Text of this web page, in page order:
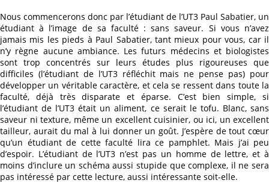
Nous commencerons donc par l’étudiant de l’UT3 Paul Sabatier, un
étudiant à l’image de sa faculté : sans saveur. Si vous n’avez
jamais mis les pieds à Paul Sabatier, tant mieux pour vous, car il
n’y règne aucune ambiance. Les futurs médecins et biologistes
sont trop concentrés sur leurs études plus rigoureuses que
difficiles (l’étudiant de l’UT3 réfléchit mais ne pense pas) pour
développer un véritable caractère, et cela se ressent dans toute la
faculté, déjà très disparate et éparse. C’est bien simple, si
l’étudiant de l’UT3 était un aliment, ce serait le tofu. Blanc, sans
saveur ni texture, même un excellent cuisinier, ou ici, un excellent
tailleur, aurait du mal à lui donner un goût. J’espère de tout cœur
qu’un étudiant de cette faculté lira ce pamphlet. Mais j’ai peu
d’espoir. L’étudiant de l’UT3 n’est pas un homme de lettre, et à
moins d’inclure un schéma aussi stupide que complexe, il ne sera
pas intéressé par cette lecture, aussi intéressante soit-elle.